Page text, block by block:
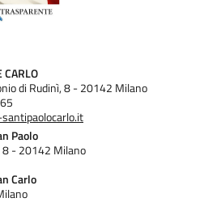
CARLO
di Rudinì, 8 - 20142 Milano
Paolo
8 - 20142 Milano
Carlo